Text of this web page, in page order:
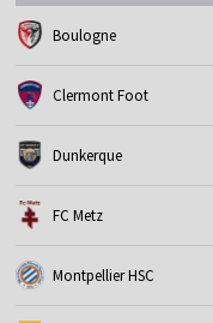
Boulogne
Clermont Foot
Dunkerque
FC Metz
Montpellier HSC